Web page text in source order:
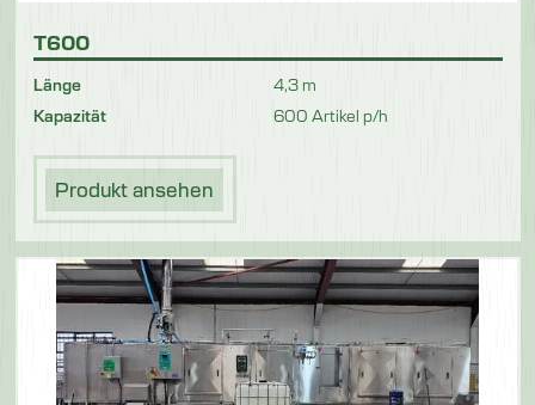
T600
Länge
4,3 m
Kapazität
600 Artikel p/h
Produkt ansehen